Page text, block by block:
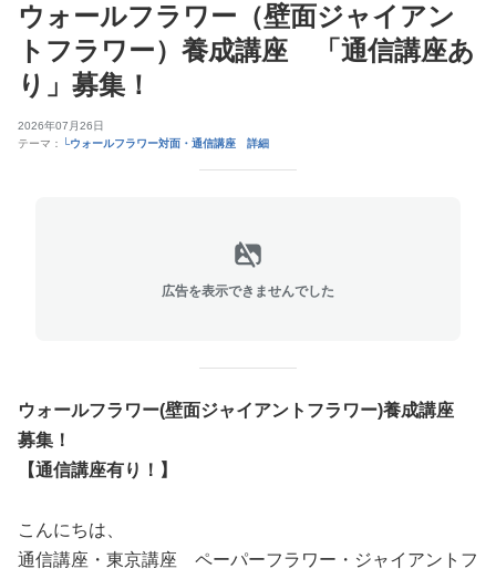
ウォールフラワー（壁面ジャイアン
トフラワー）養成講座 「通信講座あ
り」募集！
2026年07月26日
テーマ：
└ウォールフラワー対面・通信講座 詳細
広告を表示できませんでした
ウォールフラワー(壁面ジャイアントフラワー)養成講座
募集！
【通信講座有り！】
こんにちは、
通信講座・東京講座 ペーパーフラワー・ジャイアントフ